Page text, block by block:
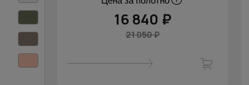
16 840 ₽
21 050 ₽